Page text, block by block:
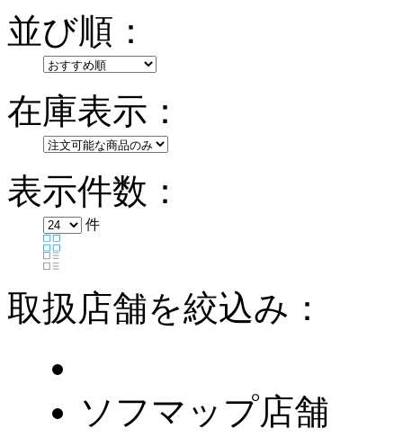
並び順：
在庫表示：
表示件数：
件
取扱店舗を絞込み：
ソフマップ店舗